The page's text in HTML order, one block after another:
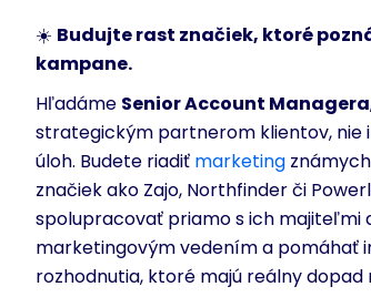
☀️ Budujte rast značiek, ktoré
kampane.
Hľadáme Senior Account Managera
strategickým partnerom klientov, nie
úloh. Budete riadiť marketing známych
značiek ako Zajo, Northfinder či
spolupracovať priamo s ich majiteľmi
marketingovým vedením a pomáhať
rozhodnutia, ktoré majú reálny dopad